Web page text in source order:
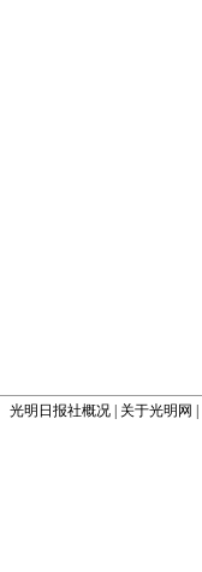
光明日报社概况 关于光明网